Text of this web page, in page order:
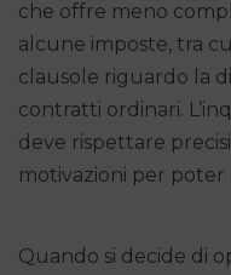
che offre meno
alcune imposte, tra
clausole riguardo la
contratti ordinari.
deve rispettare
motivazioni per poter
Quando si decide di